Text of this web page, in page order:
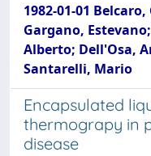
1982-01-01
Gargano,
Alberto; Dell'Osa,
Santarelli, Mario
Encapsulated
thermograpy in
disease